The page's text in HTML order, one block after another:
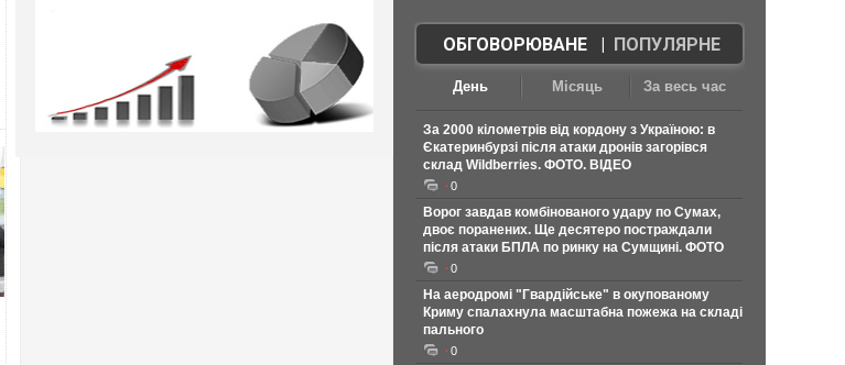
ОБГОВОРЮВАНЕ| ПОПУЛЯРНЕ
День Місяць За весь час
За 2000 кілометрів від кордону з Україною: в
Єкатеринбурзі після атаки дронів загорівся
склад Wildberries. ФОТО. ВІДЕО
0
Ворог завдав комбінованого удару по Сумах,
двоє поранених. Ще десятеро постраждали
після атаки БПЛА по ринку на Сумщині. ФОТО
0
На аеродромі "Гвардійське" в окупованому
Криму спалахнула масштабна пожежа на складі
пального
0